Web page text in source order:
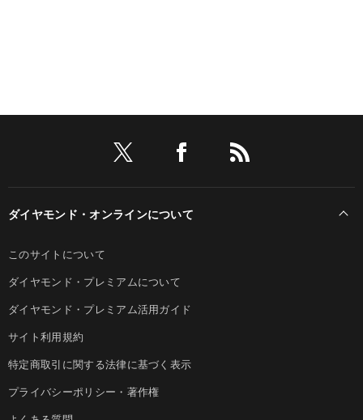
ダイヤモンド・オンラインについて
このサイトについて
ダイヤモンド・プレミアムについて
ダイヤモンド・プレミアム活用ガイド
サイト利用規約
特定商取引に関する法律に基づく表示
プライバシーポリシー・著作権